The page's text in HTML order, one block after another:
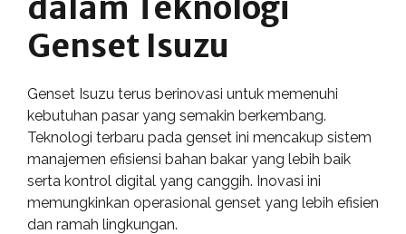
dalam Teknologi
Genset Isuzu
Genset Isuzu terus berinovasi untuk memenuhi
kebutuhan pasar yang semakin berkembang.
Teknologi terbaru pada genset ini mencakup sistem
manajemen efisiensi bahan bakar yang lebih baik
serta kontrol digital yang canggih. Inovasi ini
memungkinkan operasional genset yang lebih efisien
dan ramah lingkungan.